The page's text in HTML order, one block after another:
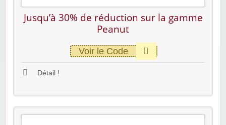
Jusqu’à 30% de réduction sur la gamme
Peanut
Voir le Code
Détail !